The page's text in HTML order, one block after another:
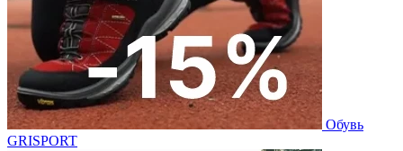
Обувь
GRISPORT